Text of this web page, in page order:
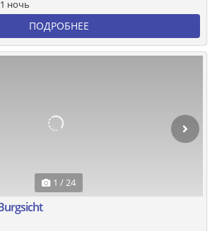
ночь
ПОДРОБНЕЕ
1 / 24